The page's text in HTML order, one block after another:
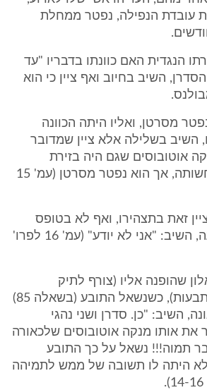
עובדת הנפילה, נפטר ממחלת
הנגדית האם כוונתו בדבריו "עד
השיב בחיוב ואף ציין כי הוא
מסרטן, ואליו היתה הכוונה
השיב בשלילה אלא ציין שמדובר
אוטובוסים שגם היה בזירת
התאונה בעת התרחשותה, אך הוא נפטר מסרטן (עמ' 15
זאת בתצהירו, ואף לא בטופס
התביעה לדמי פגיעה, השיב: "אני לא יודע" (עמ' 16 לפרו'
שהופנה אליו (צורף לתיק
המוצגים מטעם הנתבעות), כשנשאל התובע (בשאלה 85)
השיב: "כן. סדרן ושני נהגי
את אותו מנקה אוטובוסים שלכאורה
תמוה!!! נשאל על כך התובע
היתה לו תשובה של ממש לתמיהה